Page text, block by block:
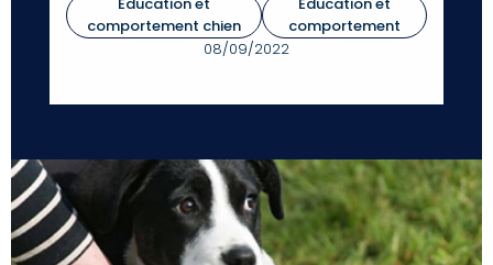
comportement chien
comportement
08/09/2022